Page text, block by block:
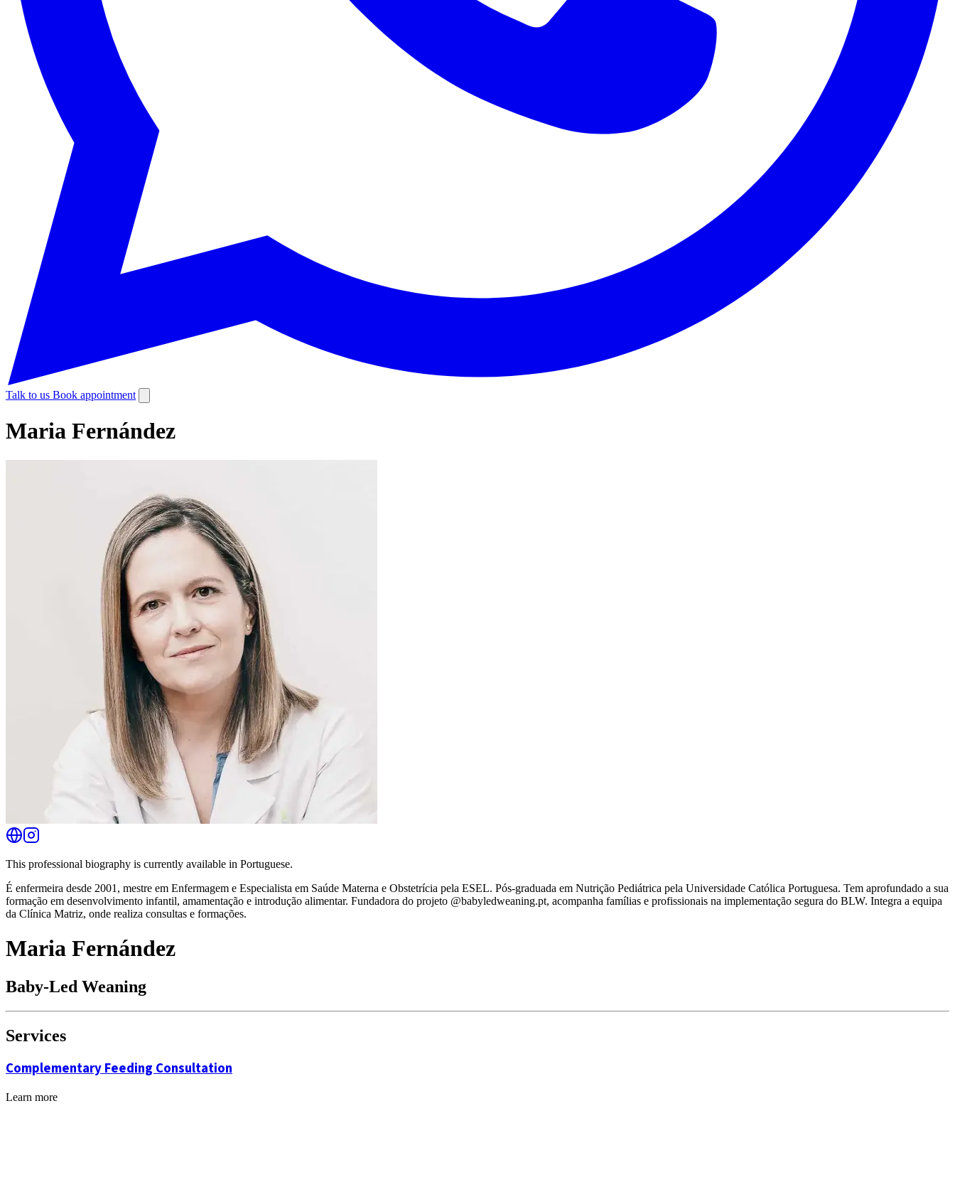
Talk to us Book appointment
Maria Fernández
This professional biography is currently available in Portuguese.
É enfermeira desde 2001, mestre em Enfermagem e Especialista em Saúde Materna e Obstetrícia pela ESEL. Pós-graduada em Nutrição Pediátrica pela Universidade Católica Portuguesa. Tem aprofundado a sua
formação em desenvolvimento infantil, amamentação e introdução alimentar. Fundadora do projeto @babyledweaning.pt, acompanha famílias e profissionais na implementação segura do BLW. Integra a equipa
da Clínica Matriz, onde realiza consultas e formações.
Maria Fernández
Baby-Led Weaning
Services
Complementary Feeding Consultation
Learn more